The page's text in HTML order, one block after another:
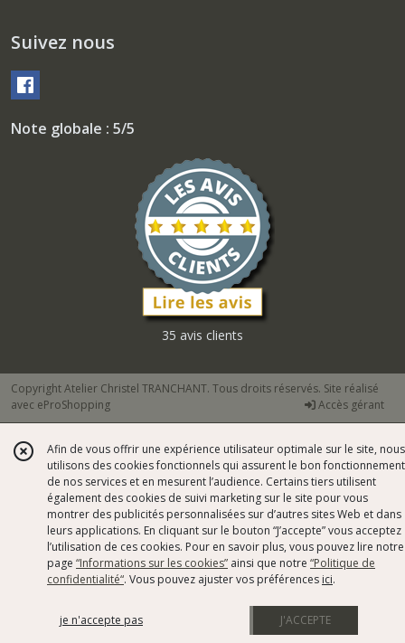
Suivez nous
Note globale : 5/5
35 avis clients
Copyright Atelier Christel TRANCHANT. Tous droits réservés. Site réalisé
avec eProShopping Accès gérant
Afin de vous offrir une expérience utilisateur optimale sur le site, nous
utilisons des cookies fonctionnels qui assurent le bon fonctionnement
de nos services et en mesurent l’audience. Certains tiers utilisent
également des cookies de suivi marketing sur le site pour vous
montrer des publicités personnalisées sur d’autres sites Web et dans
leurs applications. En cliquant sur le bouton “J’accepte” vous acceptez
l’utilisation de ces cookies. Pour en savoir plus, vous pouvez lire notre
page “Informations sur les cookies” ainsi que notre “Politique de
confidentialité“. Vous pouvez ajuster vos préférences ici.
je n'accepte pas J'ACCEPTE